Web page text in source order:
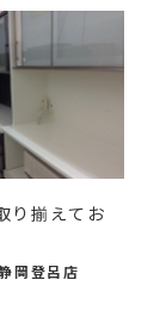
り揃えてお
岡登呂店